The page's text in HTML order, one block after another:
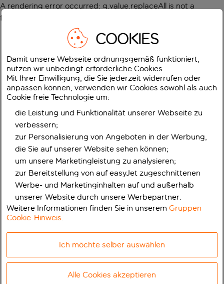
A rendering error occurred: g.value.replaceAll is not a
function
COOKIES
Damit unsere Webseite ordnungsgemäß funktioniert,
nutzen wir unbedingt erforderliche Cookies.
Mit Ihrer Einwilligung, die Sie jederzeit widerrufen oder
anpassen können, verwenden wir Cookies sowohl als auch
Cookie freie Technologie um:
die Leistung und Funktionalität unserer Webseite zu
verbessern;
zur Personalisierung von Angeboten in der Werbung,
die Sie auf unserer Website sehen können;
um unsere Marketingleistung zu analysieren;
zur Bereitstellung von auf easyJet zugeschnittenen
Werbe- und Marketinginhalten auf und außerhalb
unserer Website durch unsere Werbepartner.
Weitere Informationen finden Sie in unseremGruppen
Cookie-Hinweis.
Ich möchte selber auswählen
Alle Cookies akzeptieren